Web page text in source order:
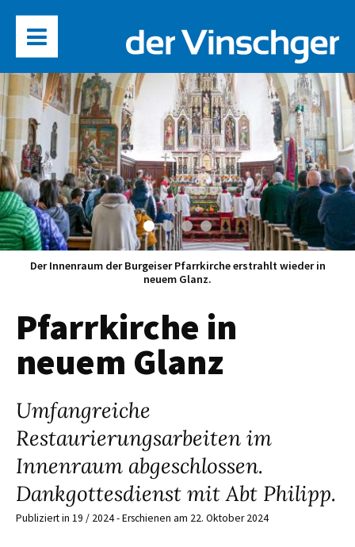
Der Innenraum der Burgeiser Pfarrkirche erstrahlt wieder in
neuem Glanz.
Pfarrkirche in
neuem Glanz
Umfangreiche
Restaurierungsarbeiten im
Innenraum abgeschlossen.
Dankgottesdienst mit Abt Philipp.
Publiziert in 19 / 2024 - Erschienen am 22. Oktober 2024